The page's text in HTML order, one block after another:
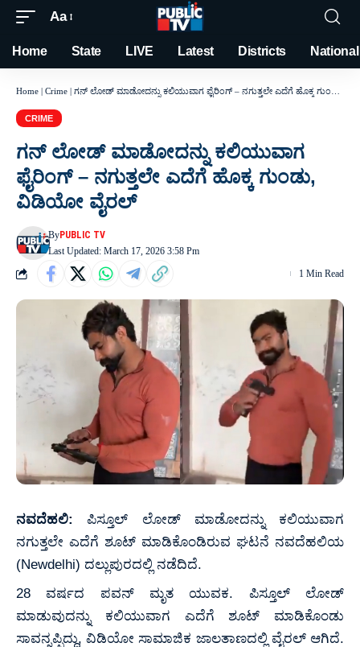
Resizer
Aa
Home State LIVE Latest Districts National
Home | Crime | ಗನ್ ಲೋಡ್ ಮಾಡೋದನ್ನು ಕಲಿಯುವಾಗ ಫೈರಿಂಗ್ – ನಗುತ್ತಲೇ ಎದೆಗೆ ಹೊಕ್ಕ ಗುಂಡು, ವಿಡಿಯೋ ವೈರಲ್
CRIME
ಗನ್ ಲೋಡ್ ಮಾಡೋದನ್ನು ಕಲಿಯುವಾಗ
ಫೈರಿಂಗ್ – ನಗುತ್ತಲೇ ಎದೆಗೆ ಹೊಕ್ಕ ಗುಂಡು,
ವಿಡಿಯೋ ವೈರಲ್
Last Updated: March 17, 2026 3:58 Pm
ByPUBLIC TV
1 Min Read
ನವದೆಹಲಿ:
ಪಿಸ್ತೂಲ್ ಲೋಡ್ ಮಾಡೋದನ್ನು ಕಲಿಯುವಾಗ
ನಗುತ್ತಲೇ ಎದೆಗೆ ಶೂಟ್ ಮಾಡಿಕೊಂಡಿರುವ ಘಟನೆ ನವದೆಹಲಿಯ
(Newdelhi) ದಲ್ಲುಪುರದಲ್ಲಿ ನಡೆದಿದೆ.
28 ವರ್ಷದ ಪವನ್ ಮೃತ ಯುವಕ. ಪಿಸ್ತೂಲ್ ಲೋಡ್
ಮಾಡುವುದನ್ನು ಕಲಿಯುವಾಗ ಎದೆಗೆ ಶೂಟ್ ಮಾಡಿಕೊಂಡು
ಸಾವನ್ನಪ್ಪಿದ್ದು, ವಿಡಿಯೋ ಸಾಮಾಜಿಕ ಜಾಲತಾಣದಲ್ಲಿ ವೈರಲ್ ಆಗಿದೆ.